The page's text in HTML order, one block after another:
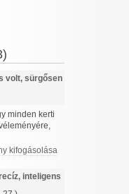
volt, sürgősen
minden kerti
kifogásolása
inteligens